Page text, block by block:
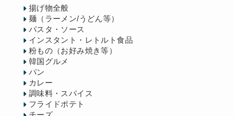
揚げ物全般
麺（ラーメン/うどん等）
パスタ・ソース
インスタント・レトルト食品
粉もの（お好み焼き等）
韓国グルメ
パン
カレー
調味料・スパイス
フライドポテト